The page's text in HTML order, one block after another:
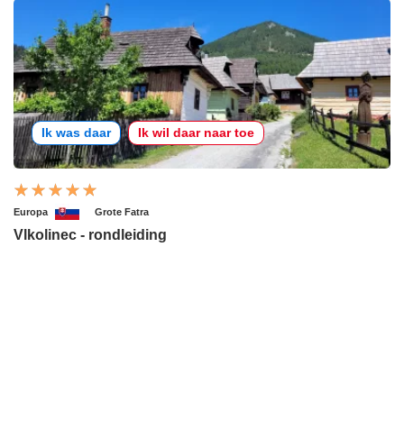
Ik was daar Ik wil daar naar toe
Europa Grote Fatra
Vlkolinec - rondleiding